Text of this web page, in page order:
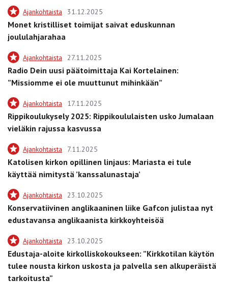
Ajankohtaista 31.12.2025
Monet kristilliset toimijat saivat eduskunnan
joululahjarahaa
Ajankohtaista 27.11.2025
Radio Dein uusi päätoimittaja Kai Kortelainen:
”Missiomme ei ole muuttunut mihinkään”
Ajankohtaista 17.11.2025
Rippikoulukysely 2025: Rippikoululaisten usko Jumalaan
vieläkin rajussa kasvussa
Ajankohtaista 7.11.2025
Katolisen kirkon opillinen linjaus: Mariasta ei tule
käyttää nimitystä ’kanssalunastaja’
Ajankohtaista 23.10.2025
Konservatiivinen anglikaaninen liike Gafcon julistaa nyt
edustavansa anglikaanista kirkkoyhteisöä
Ajankohtaista 23.10.2025
Edustaja-aloite kirkolliskokoukseen: ”Kirkkotilan käytön
tulee nousta kirkon uskosta ja palvella sen alkuperäistä
tarkoitusta”